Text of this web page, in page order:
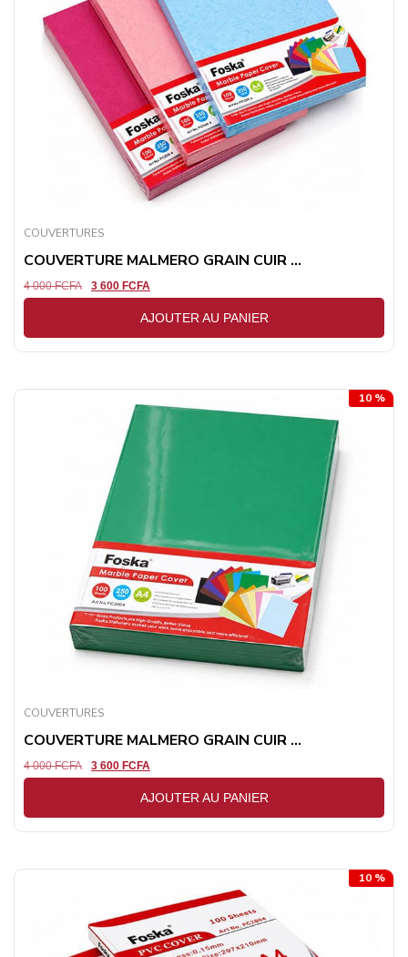
COUVERTURES
COUVERTURE MALMERO GRAIN CUIR ...
4 000FCFA 3 600 FCFA
AJOUTER AU PANIER
10 %
COUVERTURES
COUVERTURE MALMERO GRAIN CUIR ...
4 000FCFA 3 600 FCFA
AJOUTER AU PANIER
10 %